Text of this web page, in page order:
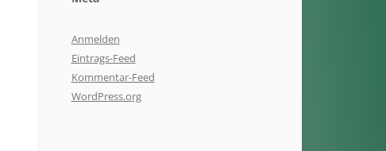
Anmelden
Eintrags-Feed
Kommentar-Feed
WordPress.org